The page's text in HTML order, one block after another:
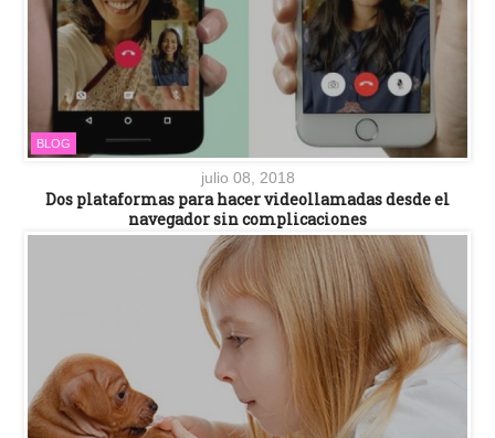
BLOG
julio 08, 2018
Dos plataformas para hacer videollamadas desde el
navegador sin complicaciones